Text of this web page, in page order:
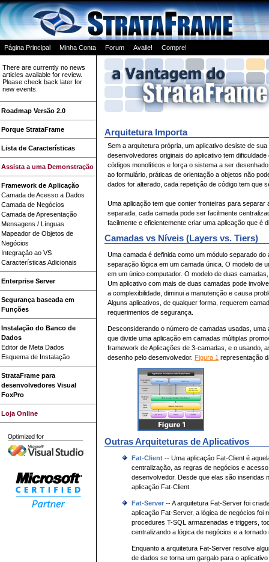
Página Principal Minha Conta Forum Avalie! Compre!
There are currently no news
articles available for review.
Please check back later for
new events.
Roadmap Versão 2.0
Porque StrataFrame
Lista de Características
Assista a uma Demonstração
Framework de Aplicação
Camada de Acesso a Dados
Camada de Negócios
Camada de Apresentação
Mensagens / Línguas
Mapeador de Objetos de
Negócios
Integração ao VS
Características Adicionais
Enterprise Server
Segurança baseada em
Funções
Instalação do Banco de
Dados
Editor de Meta Dados
Esquema de Instalação
StrataFrame para
desenvolvedores Visual
FoxPro
Loja Online
Arquitetura Importa
Sem a arquitetura própria, um aplicativo desiste de
desenvolvedores originais do aplicativo tem
códigos monolíticos e força o sistema a ser
ao formulário, práticas de orientação a objetos não
dados for alterado, cada repetição de código tem que
Uma aplicação tem que conter fronteiras para
separada, cada camada pode ser facilmente
facilmente e eficientemente criar uma aplicação que é
Camadas vs Níveis (Layers vs. Tiers)
Uma camada é definida como um módulo separado
separação lógica em um camada única. O modelo de
em um único computador. O modelo de duas
Um aplicativo com mais de duas camadas pode
a complexibilidade, diminui a manutenção e causa
Alguns aplicativos, de qualquer forma, requerem
requerimentos de segurança.
Desconsiderando o número de camadas usadas,
que divide uma aplicação em camadas múltiplas
framework de Aplicações de 3-camadas, e o usando,
desenho pelo desenvolvedor. Figura 1 representação
Outras Arquiteturas de Aplicativos
Fat-Client -- Uma aplicação Fat-Client é
centralização, as regras de negócios e
desenvolvedor. Desde que elas são inseridas
aplicação Fat-Client.
Fat-Server -- A arquitetura Fat-Server foi
aplicação Fat-Server, a lógica de negócios foi
procedures T-SQL armazenadas e triggers,
centralizando a lógica de negócios e a
Enquanto a arquitetura Fat-Server resolve
de dados se torna um gargalo para o